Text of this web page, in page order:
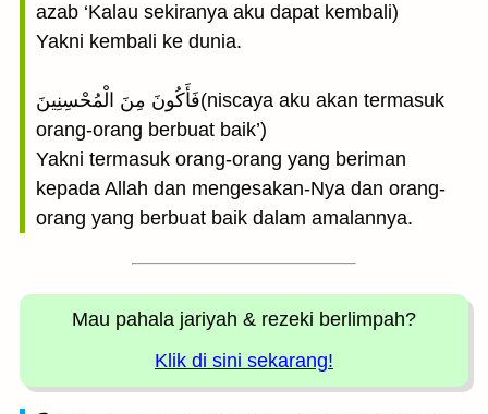
azab ‘Kalau sekiranya aku dapat kembali)
Yakni kembali ke dunia.
فَأَكُونَ مِنَ الْمُحْسِنِينَ(niscaya aku akan termasuk
orang-orang berbuat baik’)
Yakni termasuk orang-orang yang beriman
kepada Allah dan mengesakan-Nya dan orang-
orang yang berbuat baik dalam amalannya.
Mau pahala jariyah & rezeki berlimpah?
Klik di sini sekarang!